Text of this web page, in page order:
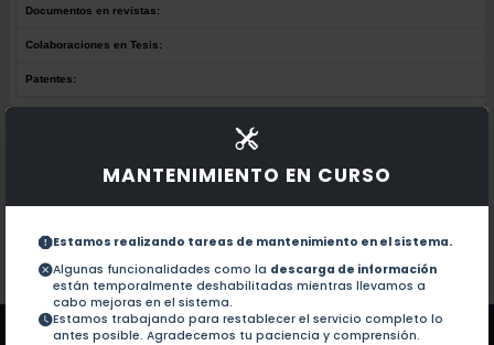
MANTENIMIENTO EN CURSO
Estamos realizando tareas de mantenimiento en el sistema.
Algunas funcionalidades como la descarga de información
están temporalmente deshabilitadas mientras llevamos a
cabo mejoras en el sistema.
Estamos trabajando para restablecer el servicio completo lo
antes posible. Agradecemos tu paciencia y comprensión.
Documentos en revistas:
Colaboraciones en Tesis:
Patentes:
No hay obras de este autor.
Documentos en revistas:
Colaboraciones en Tesis:
Patentes: No hay patentes de este autor.